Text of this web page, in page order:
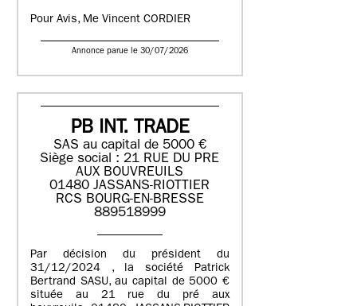
Pour Avis, Me Vincent CORDIER
Annonce parue le 30/07/2026
PB INT. TRADE
SAS au capital de 5000 €
Siège social : 21 RUE DU PRE
AUX BOUVREUILS
01480 JASSANS-RIOTTIER
RCS BOURG-EN-BRESSE
889518999
Par décision du président du
31/12/2024 , la société Patrick
Bertrand SASU, au capital de 5000 €
située au 21 rue du pré aux